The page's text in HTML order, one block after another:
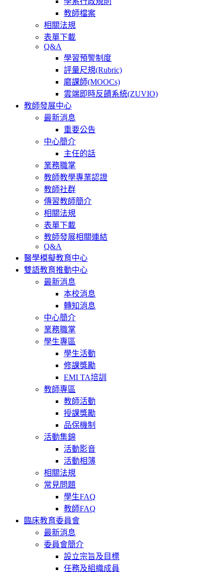
教師檔案
相關法規
表單下載
Q&A
學習預警制度
評量尺規(Rubric)
磨課師(MOOCs)
雲端即時反饋系統(ZUVIO)
教師發展中心
最新消息
重要公告
中心簡介
主任的話
業務職掌
教師教學專業認證
教師社群
傳習教師簡介
相關法規
表單下載
教師發展相關連結
Q&A
醫學模擬教育中心
雙語教育推動中心
最新消息
本校消息
轉知消息
中心簡介
業務職掌
學生專區
學生活動
修課獎勵
EMI TA培訓
教師專區
教師活動
授課獎勵
品保機制
活動集錦
活動影音
活動相簿
相關法規
常見問題
學生FAQ
教師FAQ
臨床教育委員會
最新消息
委員會簡介
設立宗旨及目標
任務及組織成員